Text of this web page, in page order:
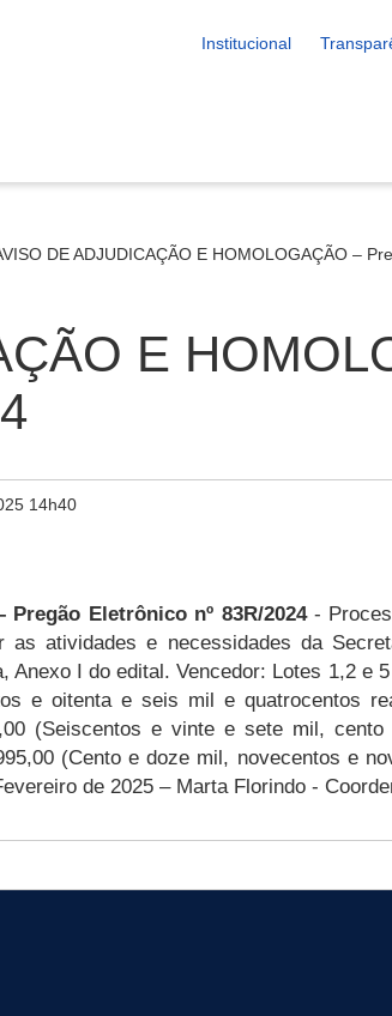
Institucional
DE ADJUDICAÇÃO E HOMOLOGAÇÃO –
E
14h40
Pregão Eletrônico nº 83R/2024-
atividades e necessidades da
I do edital. Vencedor: Lotes 1,2 e
e oitenta e seis mil e quatrocentos
(Seiscentos e vinte e sete mil,
(Cento e doze mil, novecentos e
de 2025 – Marta Florindo -